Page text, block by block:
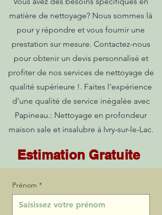
matière de nettoyage? Nous sommes là
pour y répondre et vous fournir une
prestation sur mesure. Contactez-nous
pour obtenir un devis personnalisé et
profiter de nos services de nettoyage de
qualité supérieure !. Faites l'expérience
d'une qualité de service inégalée avec
Papineau.: Nettoyage en profondeur
maison sale et insalubre à Ivry-sur-le-Lac.
Estimation Gratuite
Prénom *